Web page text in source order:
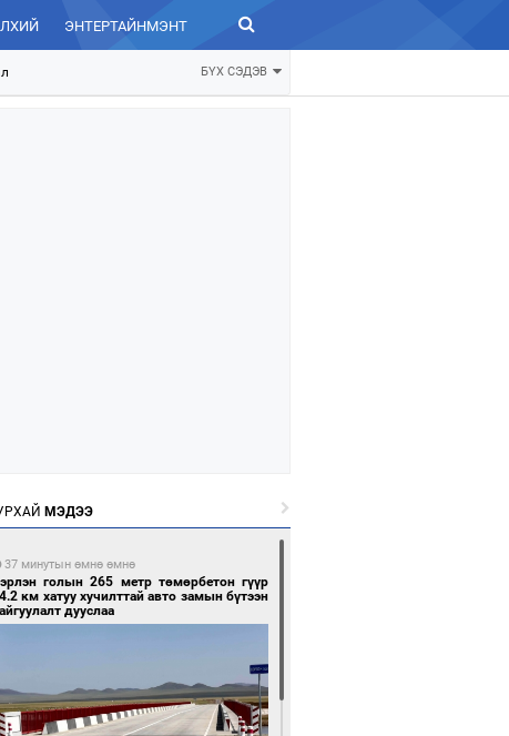
ЭНТЕРТАЙНМЭНТ ЗУРХАЙ
БҮХ СЭДЭВ
МЭДЭЭ
37 минутын өмнө өмнө
голын 265 метр төмөрбетон гүүр
км хатуу хучилттай авто замын бүтээн
дууслаа